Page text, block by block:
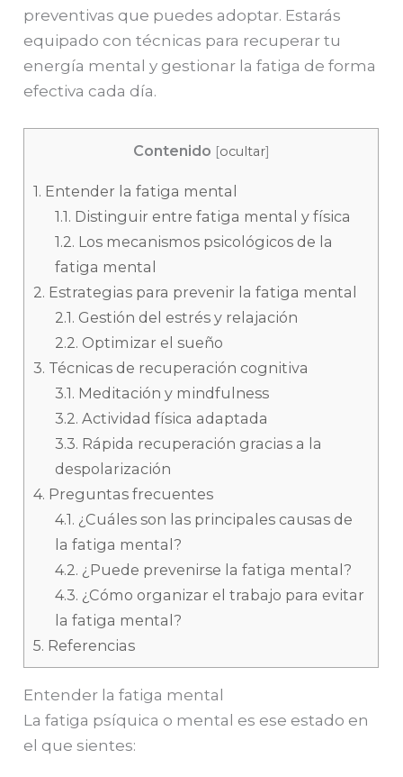
preventivas que puedes adoptar. Estarás
equipado con técnicas para recuperar tu
energía mental y gestionar la fatiga de forma
efectiva cada día.
Contenido [ocultar]
1. Entender la fatiga mental
1.1. Distinguir entre fatiga mental y física
1.2. Los mecanismos psicológicos de la
fatiga mental
2. Estrategias para prevenir la fatiga mental
2.1. Gestión del estrés y relajación
2.2. Optimizar el sueño
3. Técnicas de recuperación cognitiva
3.1. Meditación y mindfulness
3.2. Actividad física adaptada
3.3. Rápida recuperación gracias a la
despolarización
4. Preguntas frecuentes
4.1. ¿Cuáles son las principales causas de
la fatiga mental?
4.2. ¿Puede prevenirse la fatiga mental?
4.3. ¿Cómo organizar el trabajo para evitar
la fatiga mental?
5. Referencias
Entender la fatiga mental
La fatiga psíquica o mental es ese estado en
el que sientes: